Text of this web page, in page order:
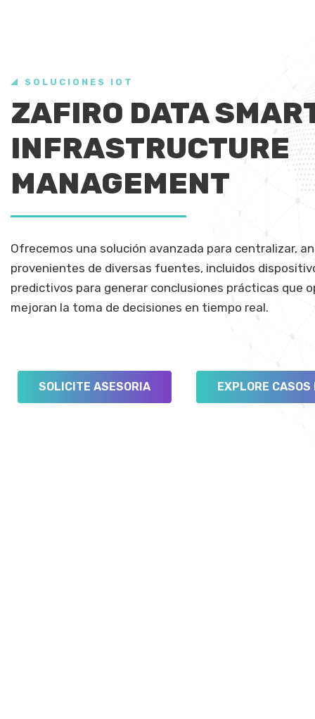
SOLUCIONES IOT
ZAFIRO DATA
INFRASTRUCTURE
MANAGEMENT
Ofrecemos una solución avanzada para centralizar,
provenientes de diversas fuentes, incluidos
predictivos para generar conclusiones prácticas que
mejoran la toma de decisiones en tiempo real.
SOLICITE ASESORIA EXPLORE